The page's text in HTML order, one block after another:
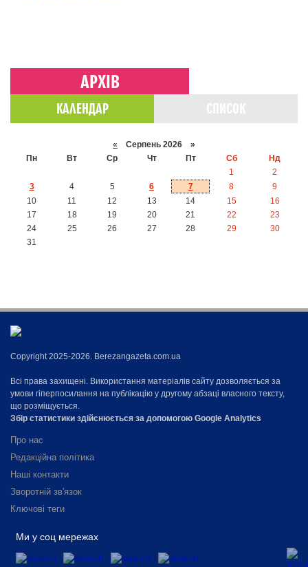
АРХІВ
КАЛЕНДАР
« Серпень 2026 »
Пн
Вт Ср Чт Пт Сб
Нд
1
2
3
4 5 6 7 8
9
10
11 12 13 14 15
16
17
18 19 20 21 22
23
24
25 26 27 28 29
30
31
Copyright 2025-2026. Berezangazeta.com.ua
Всі права захищені. Використання матеріалів сайту дозволяється за
умови гіперпосилання на публікацію у другому абзаці власного тексту,
що розміщується.
Збір статистики здійснюється за допомогою Google Analytics
Про нас
Редакційна політика
Наші контакти
Зворотній зв'язок
Ключові теги
Ми у соц мережах